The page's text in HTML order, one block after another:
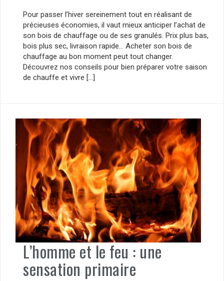
Pour passer l’hiver sereinement tout en réalisant de
précieuses économies, il vaut mieux anticiper l’achat de
son bois de chauffage ou de ses granulés. Prix plus bas,
bois plus sec, livraison rapide… Acheter son bois de
chauffage au bon moment peut tout changer.
Découvrez nos conseils pour bien préparer votre saison
de chauffe et vivre […]
L’homme et le feu : une
sensation primaire